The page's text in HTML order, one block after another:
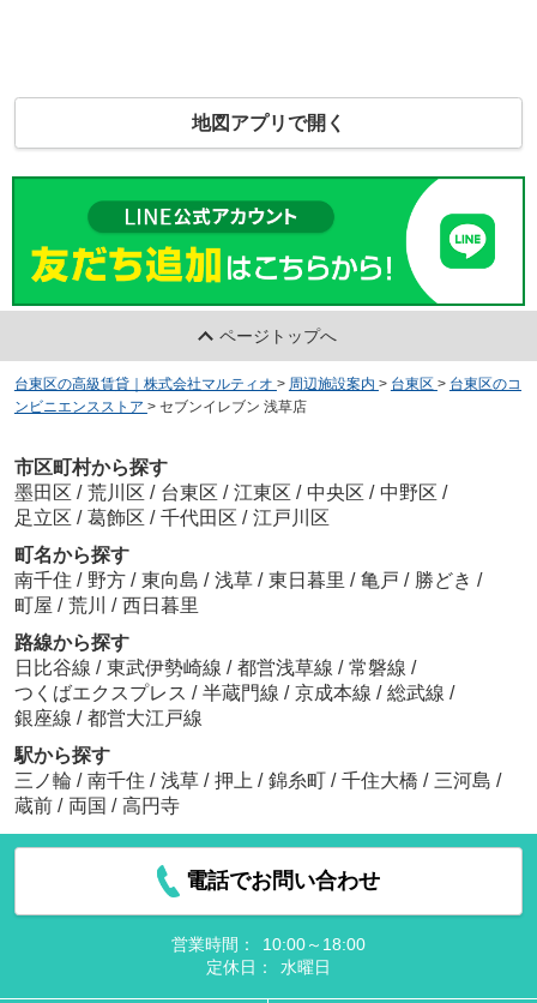
地図アプリで開く
ページトップへ
台東区の高級賃貸｜株式会社マルティオ > 周辺施設案内 > 台東区 > 台東区のコ
ンビニエンスストア > セブンイレブン 浅草店
市区町村から探す
墨田区 / 荒川区 / 台東区 / 江東区 / 中央区 / 中野区 /
足立区 / 葛飾区 / 千代田区 / 江戸川区
町名から探す
南千住 / 野方 / 東向島 / 浅草 / 東日暮里 / 亀戸 / 勝どき /
町屋 / 荒川 / 西日暮里
路線から探す
日比谷線 / 東武伊勢崎線 / 都営浅草線 / 常磐線 /
つくばエクスプレス / 半蔵門線 / 京成本線 / 総武線 /
銀座線 / 都営大江戸線
駅から探す
三ノ輪 / 南千住 / 浅草 / 押上 / 錦糸町 / 千住大橋 / 三河島 /
蔵前 / 両国 / 高円寺
電話でお問い合わせ
営業時間：
10:00～18:00
定休日：
水曜日